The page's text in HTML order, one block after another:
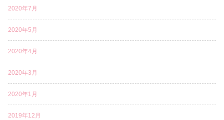
2020年7月
2020年5月
2020年4月
2020年3月
2020年1月
2019年12月